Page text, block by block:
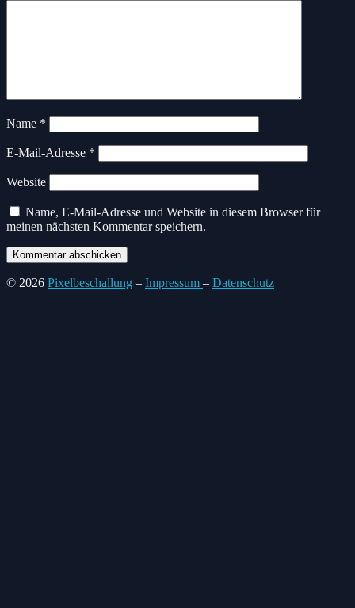
Name *
E-Mail-Adresse *
Website
Name, E-Mail-Adresse und Website in diesem Browser für
meinen nächsten Kommentar speichern.
© 2026 Pixelbeschallung – Impressum – Datenschutz